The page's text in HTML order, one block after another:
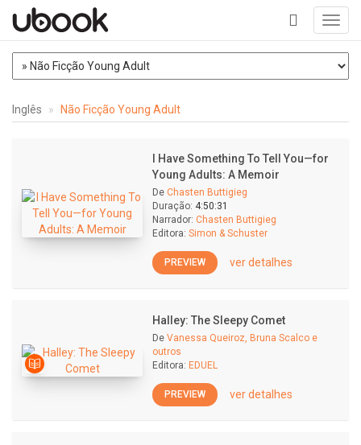
+
Inglês Não Ficção Young Adult
I Have Something To Tell You—for
Young Adults: A Memoir
De Chasten Buttigieg
Duração: 4:50:31
Narrador: Chasten Buttigieg
Editora: Simon & Schuster
PREVIEW ver detalhes
Halley: The Sleepy Comet
De Vanessa Queiroz, Bruna Scalco e
outros
Editora: EDUEL
PREVIEW ver detalhes